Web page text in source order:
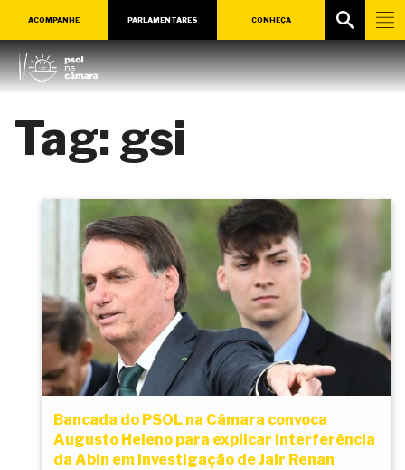
ACOMPANHE PARLAMENTARES CONHEÇA
Tag: gsi
Bancada do PSOL na Câmara convoca
Augusto Heleno para explicar interferência
da Abin em investigação de Jair Renan